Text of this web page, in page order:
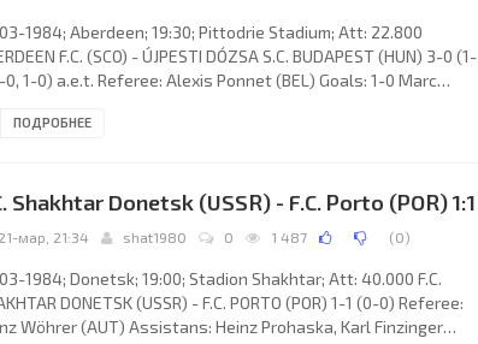
1984; Aberdeen; 19:30; Pittodrie Stadium; Att: 22.800
F.C. (SCO) - ÚJPESTI DÓZSA S.C. BUDAPEST (HUN) 3-0 (1-
0, 1-0) a.e.t. Referee: Alexis Ponnet (BEL) Goals: 1-0 Marc
(coach: Alexander Chapman “Alex” Ferguson): Jim Leighton, Neal
John Hewitt (Willie Falconer 78).
ПОДРОБНЕЕ
Shakhtar Donetsk (USSR) - F.C. Porto (POR) 1:1
21-мар, 21:34 shat1980 0 1 487 (0)
1984; Donetsk; 19:00; Stadion Shakhtar; Att: 40.000 F.C.
DONETSK (USSR) - F.C. PORTO (POR) 1-1 (0-0) Referee:
Wöhrer (AUT) Assistans: Heinz Prohaska, Karl Finzinger